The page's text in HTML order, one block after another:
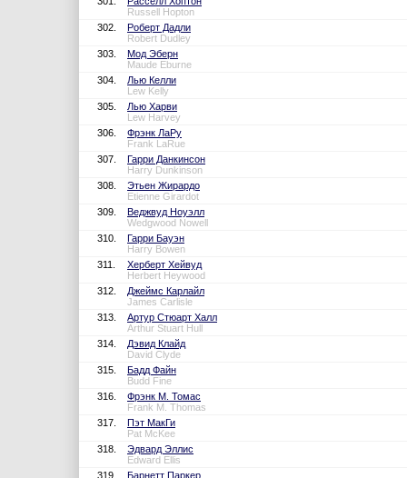
Russell Hopton
302.
Роберт Дадли
Robert Dudley
303.
Мод Эберн
Maude Eburne
304.
Лью Келли
Lew Kelly
305.
Лью Харви
Lew Harvey
306.
Фрэнк ЛаРу
Frank LaRue
307.
Гарри Данкинсон
Harry Dunkinson
308.
Этьен Жирардо
Etienne Girardot
309.
Веджвуд Ноуэлл
Wedgwood Nowell
310.
Гарри Бауэн
Harry Bowen
311.
Херберт Хейвуд
Herbert Heywood
312.
Джеймс Карлайл
James Carlisle
313.
Артур Стюарт Халл
Arthur Stuart Hull
314.
Дэвид Клайд
David Clyde
315.
Бадд Файн
Budd Fine
316.
Фрэнк М. Томас
Frank M. Thomas
317.
Пэт МакГи
Pat McKee
318.
Эдвард Эллис
Edward Ellis
319.
Барнетт Паркер